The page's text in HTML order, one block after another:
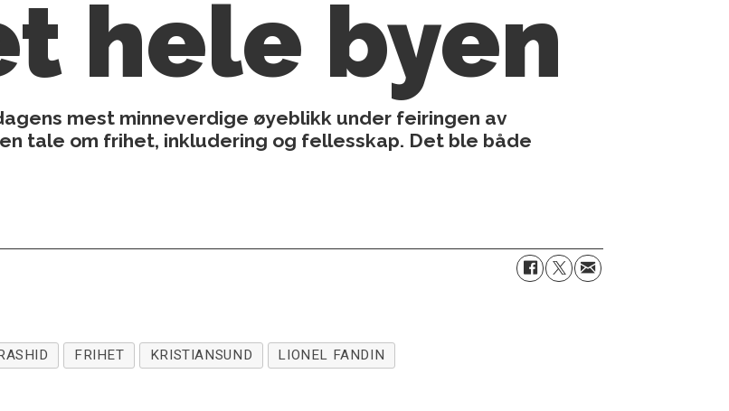
hele byen
mest minneverdige øyeblikk under feiringen av
tale om frihet, inkludering og fellesskap. Det ble både
FRIHET KRISTIANSUND LIONEL FANDIN